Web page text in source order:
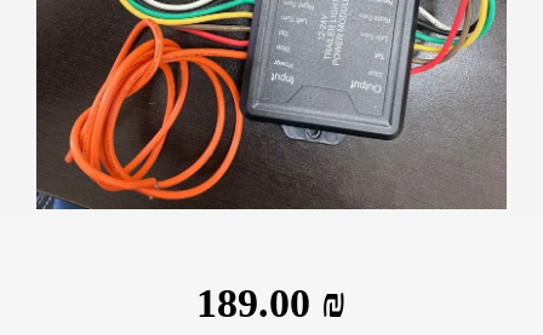
189.00₪